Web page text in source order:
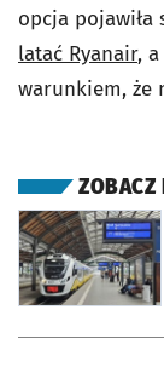
opcja pojawiła
latać Ryanair,
warunkiem, że
ZOBACZ
otworzy się w nowej